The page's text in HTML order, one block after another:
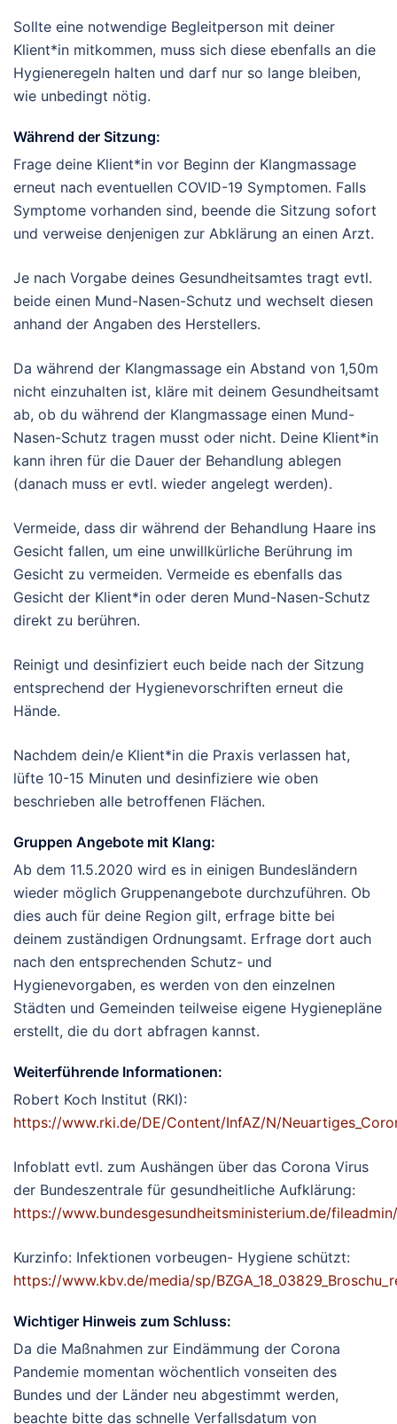
Sollte eine notwendige Begleitperson mit deiner
Klient*in mitkommen, muss sich diese ebenfalls an die
Hygieneregeln halten und darf nur so lange bleiben,
wie unbedingt nötig.
Während der Sitzung:
Frage deine Klient*in vor Beginn der Klangmassage
erneut nach eventuellen COVID-19 Symptomen. Falls
Symptome vorhanden sind, beende die Sitzung sofort
und verweise denjenigen zur Abklärung an einen Arzt.
Je nach Vorgabe deines Gesundheitsamtes tragt evtl.
beide einen Mund-Nasen-Schutz und wechselt diesen
anhand der Angaben des Herstellers.
Da während der Klangmassage ein Abstand von 1,50m
nicht einzuhalten ist, kläre mit deinem Gesundheitsamt
ab, ob du während der Klangmassage einen Mund-
Nasen-Schutz tragen musst oder nicht. Deine Klient*in
kann ihren für die Dauer der Behandlung ablegen
(danach muss er evtl. wieder angelegt werden).
Vermeide, dass dir während der Behandlung Haare ins
Gesicht fallen, um eine unwillkürliche Berührung im
Gesicht zu vermeiden. Vermeide es ebenfalls das
Gesicht der Klient*in oder deren Mund-Nasen-Schutz
direkt zu berühren.
Reinigt und desinfiziert euch beide nach der Sitzung
entsprechend der Hygienevorschriften erneut die
Hände.
Nachdem dein/e Klient*in die Praxis verlassen hat,
lüfte 10-15 Minuten und desinfiziere wie oben
beschrieben alle betroffenen Flächen.
Gruppen Angebote mit Klang:
Ab dem 11.5.2020 wird es in einigen Bundesländern
wieder möglich Gruppenangebote durchzuführen. Ob
dies auch für deine Region gilt, erfrage bitte bei
deinem zuständigen Ordnungsamt. Erfrage dort auch
nach den entsprechenden Schutz- und
Hygienevorgaben, es werden von den einzelnen
Städten und Gemeinden teilweise eigene Hygienepläne
erstellt, die du dort abfragen kannst.
Weiterführende Informationen:
Robert Koch Institut (RKI):
https://www.rki.de/DE/Content/InfAZ/N/
Infoblatt evtl. zum Aushängen über das Corona Virus
der Bundeszentrale für gesundheitliche Aufklärung:
https://www.bundesgesundheitsministerium.de/
Kurzinfo: Infektionen vorbeugen- Hygiene schützt:
https://www.kbv.de/media/sp/
Wichtiger Hinweis zum Schluss:
Da die Maßnahmen zur Eindämmung der Corona
Pandemie momentan wöchentlich vonseiten des
Bundes und der Länder neu abgestimmt werden,
beachte bitte das schnelle Verfallsdatum von